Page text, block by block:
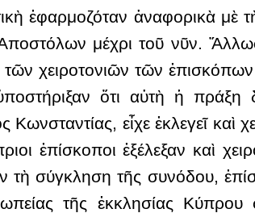
ἐφαρμοζόταν ἀναφορικὰ μὲ
μέχρι τοῦ νῦν.
τῶν χειροτονιῶν τῶν
ὅτι αὐτὴ ἡ
Κωνσταντίας, εἶχε ἐκλεγεῖ
ἐπίσκοποι ἐξέλεξαν καὶ
τὴ σύγκληση τῆς συνόδου,
τῆς ἐκκλησίας